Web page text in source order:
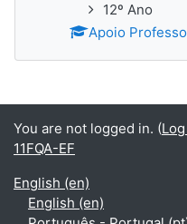
12º Ano
Apoio
You are not logged in. (
11FQA-EF
English ‎(en)‎
English ‎(en)‎